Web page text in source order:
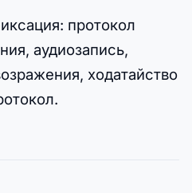
протокол
аудиозапись,
ходатайство